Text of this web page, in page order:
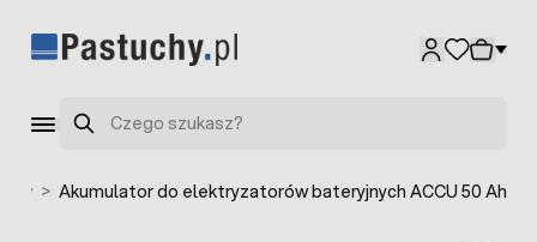
Szukaj
> Akumulator do elektryzatorów bateryjnych ACCU 50 Ah